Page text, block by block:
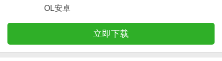
OL安卓
立即下载